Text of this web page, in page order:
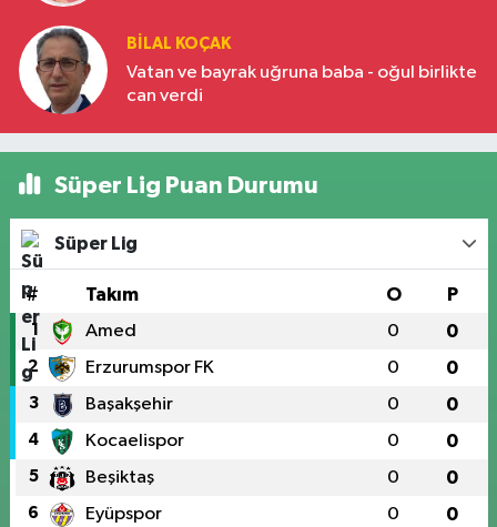
BILAL KOÇAK
Vatan ve bayrak uğruna baba - oğul birlikte
can verdi
Süper Lig Puan Durumu
Süper Lig
# Takım O P
1 Amed 0 0
2 Erzurumspor FK 0 0
3 Başakşehir 0 0
4 Kocaelispor 0 0
5 Beşiktaş 0 0
6 Eyüpspor 0 0